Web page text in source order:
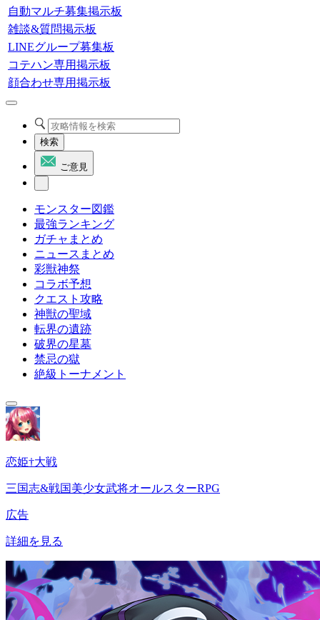
自動マルチ募集掲示板
雑談&質問掲示板
LINEグループ募集板
コテハン専用掲示板
顔合わせ専用掲示板
検索
ご意見
モンスター図鑑
最強ランキング
ガチャまとめ
ニュースまとめ
彩獣神祭
コラボ予想
クエスト攻略
神獣の聖域
転界の遺跡
破界の星墓
禁忌の獄
絶級トーナメント
恋姫†大戦
三国志&戦国美少女武将オールスターRPG
広告
詳細を見る